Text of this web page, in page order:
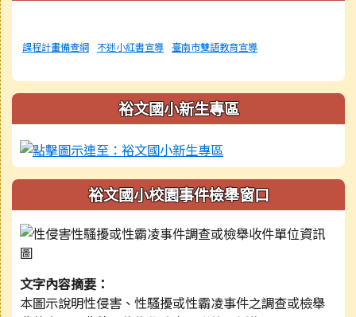
課程計畫備查網 不迷小紅書宣導 臺南市雙語教育宣導
裕文國小新生專區
裕文國小校園事件檢舉窗口
文字內容摘要：
本圖示說明性侵害、性騷擾或性霸凌事件之調查或檢舉